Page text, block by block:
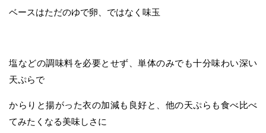
ベースはただのゆで卵、ではなく味玉
塩などの調味料を必要とせず、単体のみでも十分味わい深い
天ぷらで
からりと揚がった衣の加減も良好と、他の天ぷらも食べ比べ
てみたくなる美味しさに